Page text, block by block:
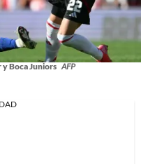
Boca Juniors AFP